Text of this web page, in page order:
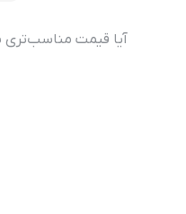
آیا قیمت مناسب‌تری